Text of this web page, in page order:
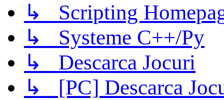
↳ Scripting
↳ Systeme C++/Py
↳ Descarca Jocuri
↳ [PC] Descarca